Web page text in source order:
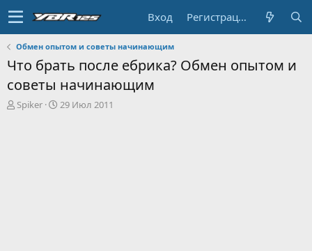
Вход Регистрация
Обмен опытом и советы начинающим
Что брать после ебрика? Обмен опытом и
советы начинающим
А
Spiker
Д
29 Июл 2011